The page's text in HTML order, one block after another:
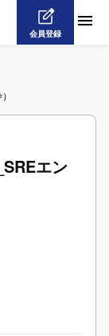
会員登録
エン